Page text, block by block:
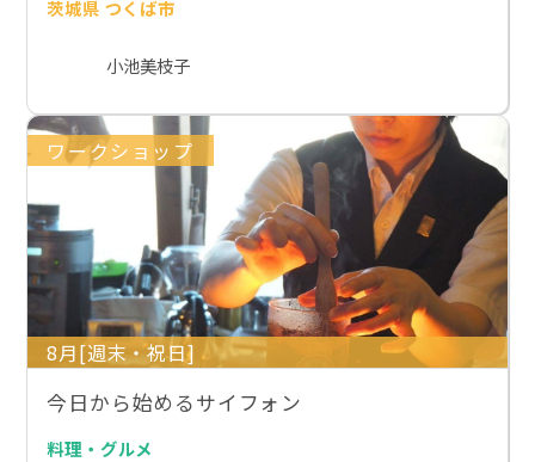
茨城県 つくば市
小池美枝子
ワークショップ
8月[週末・祝日]
今日から始めるサイフォン
料理・グルメ